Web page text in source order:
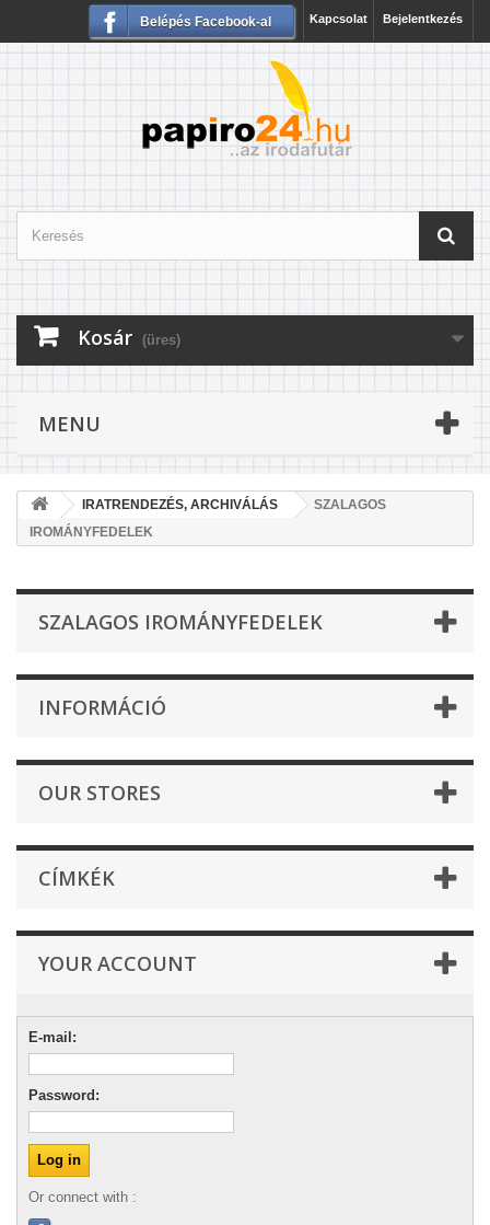
Bejelentkezés
Kapcsolat
Belépés Facebook-al
Kosár (üres)
MENU
IRATRENDEZÉS, ARCHIVÁLÁS
SZALAGOS
IROMÁNYFEDELEK
SZALAGOS IROMÁNYFEDELEK
INFORMÁCIÓ
OUR STORES
CÍMKÉK
YOUR ACCOUNT
E-mail:
Password:
Or connect with :